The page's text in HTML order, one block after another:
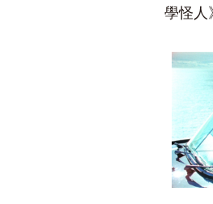
學怪人